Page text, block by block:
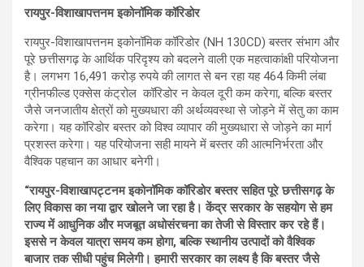
रायपुर-विशाखापत्तनम इकोनॉमिक कॉरिडोर
रायपुर-विशाखापत्तनम इकोनॉमिक कॉरिडोर (NH 130CD) बस्तर संभाग और
पूरे छत्तीसगढ़ के आर्थिक परिदृश्य को बदलने वाली एक महत्वाकांक्षी परियोजना
है। लगभग 16,491 करोड़ रुपये की लागत से बन रहा यह 464 किमी लंबा
ग्रीनफील्ड एक्सेस कंट्रोल कॉरिडोर न केवल दूरी कम करेगा, बल्कि बस्तर
जैसे जनजातीय क्षेत्रों को मुख्यधारा की अर्थव्यवस्था से जोड़ने में सेतु का काम
करेगा। यह कॉरिडोर बस्तर को विश्व व्यापार की मुख्यधारा से जोड़ने का मार्ग
प्रशस्त करेगा। यह परियोजना सही मायने में बस्तर की आत्मनिर्भरता और
वैश्विक पहचान का आधार बनेगी।
“रायपुर-विशाखापट्टनम इकोनॉमिक कॉरिडोर बस्तर सहित पूरे छत्तीसगढ़ के
लिए विकास का नया द्वार खोलने जा रहा है। केंद्र सरकार के सहयोग से हम
राज्य में आधुनिक और मजबूत अधोसंरचना का तेजी से विस्तार कर रहे हैं।
इससे न केवल यात्रा समय कम होगा, बल्कि स्थानीय उत्पादों को वैश्विक
बाजार तक सीधी पहुंच मिलेगी। हमारी सरकार का लक्ष्य है कि बस्तर जैसे